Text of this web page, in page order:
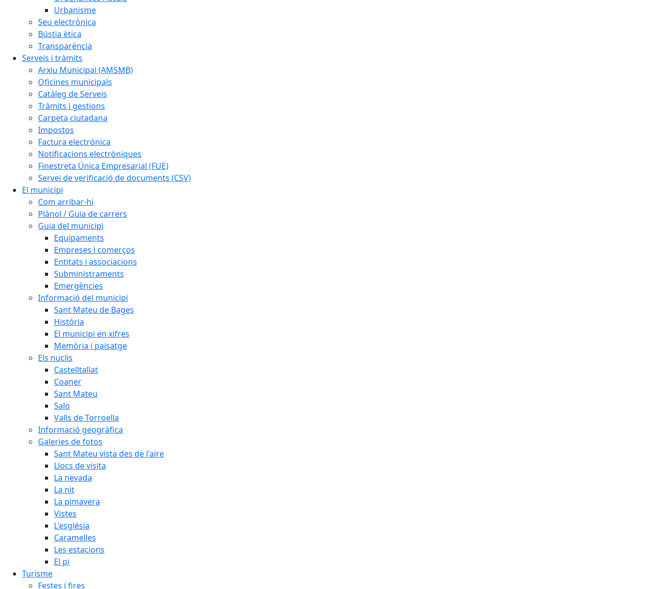
Urbanisme
Seu electrònica
Bústia ètica
Transparència
Serveis i tràmits
Arxiu Municipal (AMSMB)
Oficines municipals
Catàleg de Serveis
Tràmits i gestions
Carpeta ciutadana
Impostos
Factura electrònica
Notificacions electròniques
Finestreta Única Empresarial (FUE)
Servei de verificació de documents (CSV)
El municipi
Com arribar-hi
Plànol / Guia de carrers
Guia del municipi
Equipaments
Empreses i comerços
Entitats i associacions
Subministraments
Emergències
Informació del municipi
Sant Mateu de Bages
Història
El municipi en xifres
Memòria i paisatge
Els nuclis
Castelltallat
Coaner
Sant Mateu
Salo
Valls de Torroella
Informació geogràfica
Galeries de fotos
Sant Mateu vista des de l'aire
Llocs de visita
La nevada
La nit
La pimavera
Vistes
L'església
Caramelles
Les estacions
El pi
Turisme
Festes i fires